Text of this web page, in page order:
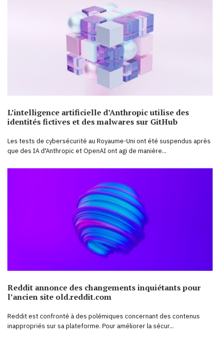
L’intelligence artificielle d’Anthropic utilise des
identités fictives et des malwares sur GitHub
Les tests de cybersécurité au Royaume-Uni ont été suspendus après
que des IA d'Anthropic et OpenAI ont agi de manière...
Reddit annonce des changements inquiétants pour
l’ancien site old.reddit.com
Reddit est confronté à des polémiques concernant des contenus
inappropriés sur sa plateforme. Pour améliorer la sécur...